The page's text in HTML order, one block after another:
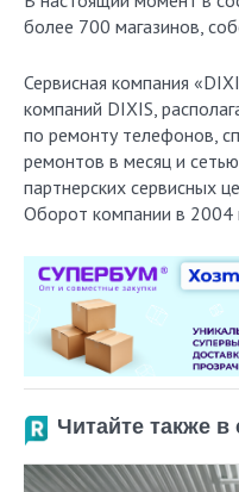
более 700 магазинов,
Сервисная компания
компаний DIXIS,
по ремонту телефонов,
ремонтов в месяц и
партнерских сервисных
Оборот компании в
Читайте также в